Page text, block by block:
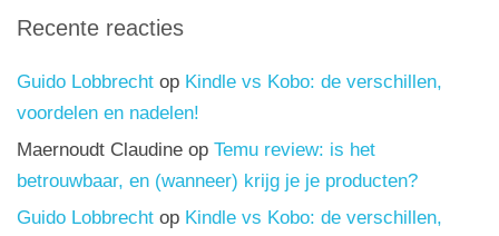
Recente reacties
Guido Lobbrecht op Kindle vs Kobo: de verschillen,
voordelen en nadelen!
Maernoudt Claudine op Temu review: is het
betrouwbaar, en (wanneer) krijg je je producten?
Guido Lobbrecht op Kindle vs Kobo: de verschillen,